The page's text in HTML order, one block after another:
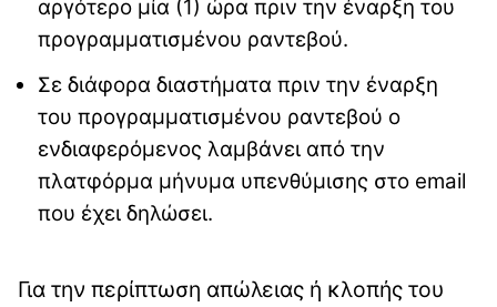
αργότερο μία (1) ώρα πριν την έναρξη του
προγραμματισμένου ραντεβού.
Σε διάφορα διαστήματα πριν την έναρξη
του προγραμματισμένου ραντεβού ο
ενδιαφερόμενος λαμβάνει από την
πλατφόρμα μήνυμα υπενθύμισης στο email
που έχει δηλώσει.
Για την περίπτωση απώλειας ή κλοπής του